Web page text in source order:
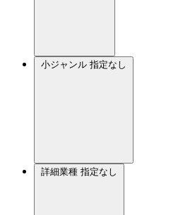
小ジャンル 指定なし
詳細業種 指定なし